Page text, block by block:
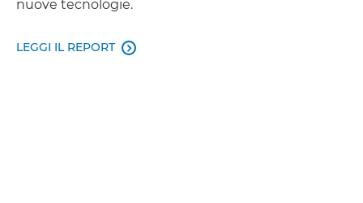
nuove tecnologie.
LEGGI IL REPORT 